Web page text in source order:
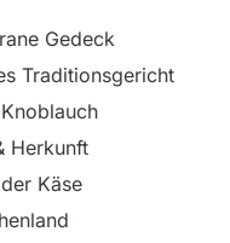
Gedeck
Traditionsgericht
Herkunft
Käse